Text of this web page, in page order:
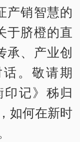
产销智慧的
于脐橙的直
承、产业创
。敬请期
印记》秭归
如何在新时